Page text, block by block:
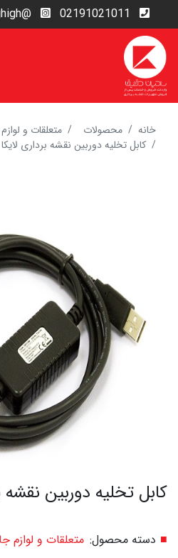
به
02191021011
@radiandaghigh
خانه محصولات
متعلقات و
کابل تخلیه دوربین نقشه برداری لایکا
کابل تخلیه دوربین نقشه
دسته محصول: متعلقات و لوازم